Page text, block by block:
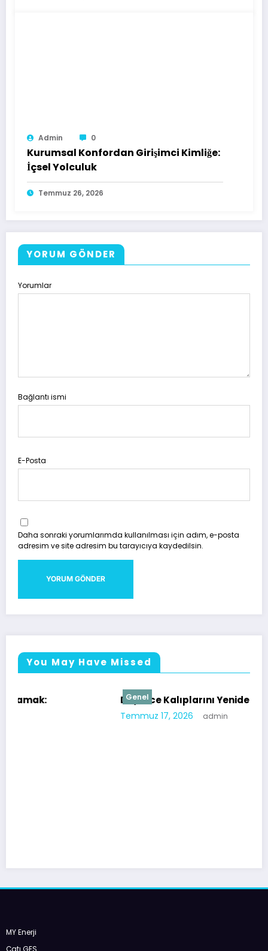
Admin 0
Kurumsal Konfordan Girişimci Kimliğe:
İçsel Yolculuk
Temmuz 26, 2026
YORUM GÖNDER
Yorumlar
Bağlantı ismi
E-Posta
Daha sonraki yorumlarımda kullanılması için adım, e-posta
adresim ve site adresim bu tarayıcıya kaydedilsin.
You May Have Missed
Düşünce Kalıplarını Yeniden Şekillendirmek
admin
MY Enerji
Çatı GES